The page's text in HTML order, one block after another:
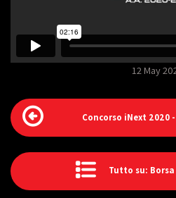
12 May
Concorso iNext 2020
Tutto su: